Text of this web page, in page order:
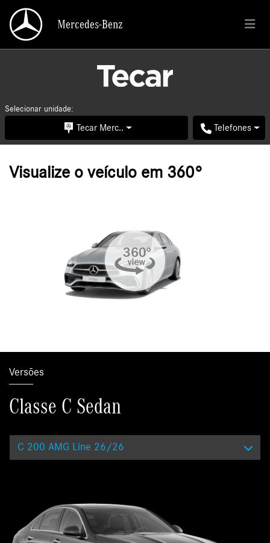
Mercedes-Benz
Selecionar unidade:
Tecar Merc.. Telefones
Visualize o veículo em 360°
Versões
Classe C Sedan
C 200 AMG Line 26/26
Mercedes-Benz